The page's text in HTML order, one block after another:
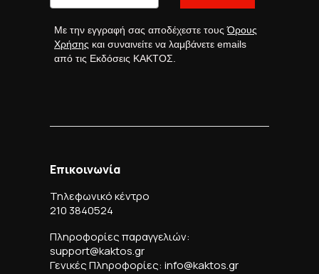
Με την εγγραφή σας αποδέχεστε τουςΌρους
Χρήσης και συναινείτε να λαμβάνετε emails
από τις Εκδόσεις ΚΑΚΤΟΣ.
Επικοινωνία
Τηλεφωνικό κέντρο
210 3840524
Πληροφορίες παραγγελιών:
support@kaktos.gr
Γενικές Πληροφορίες: info@kaktos.gr